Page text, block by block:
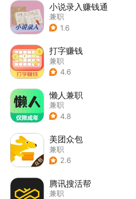
小说录入赚钱通
兼职
1.6
打字赚钱
兼职
4.6
懒人兼职
兼职
4.8
美团众包
兼职
2.6
腾讯搜活帮
兼职